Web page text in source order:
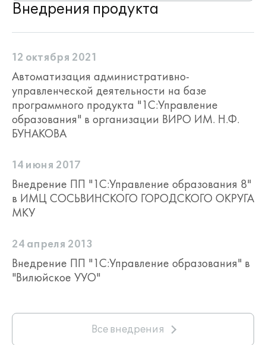
Внедрения продукта
12 октября 2021
Автоматизация административно-
управленческой деятельности на базе
программного продукта "1С:Управление
образования" в организации ВИРО ИМ. Н.Ф.
БУНАКОВА
14 июня 2017
Внедрение ПП "1С:Управление образования 8"
в ИМЦ СОСЬВИНСКОГО ГОРОДСКОГО ОКРУГА
МКУ
24 апреля 2013
Внедрение ПП "1С:Управление образования" в
"Вилюйское УУО"
Все внедрения